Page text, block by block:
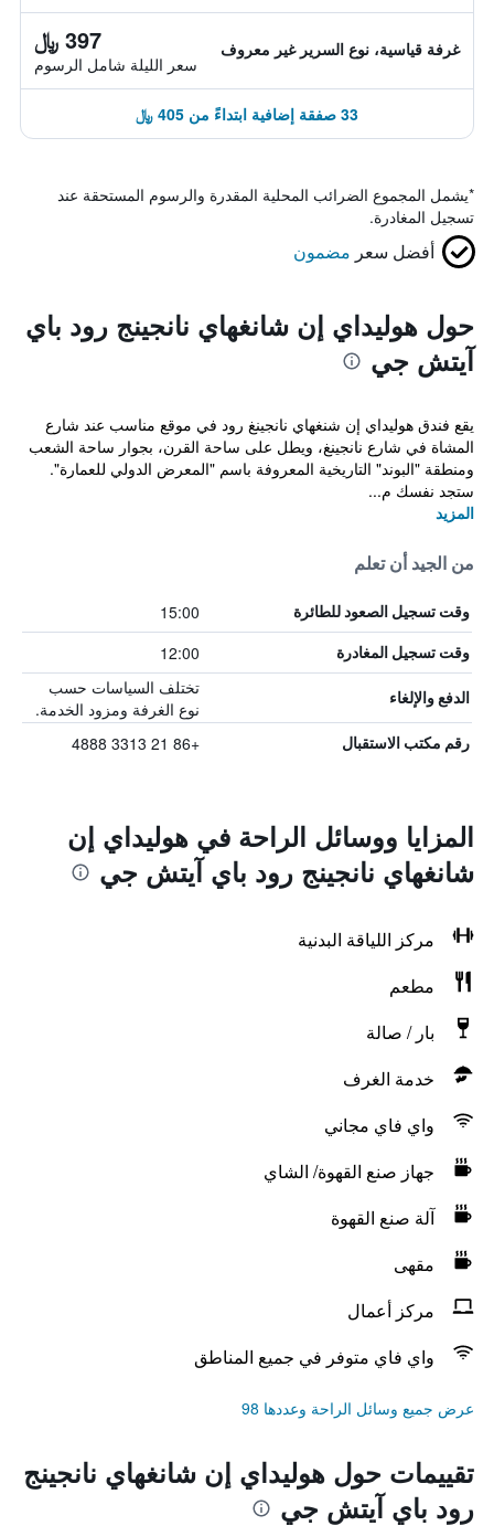
غرفة قياسية، نوع السرير غير معروف 397 ﷼
سعر الليلة شامل الرسوم
33 صفقة إضافية ابتداءً من 405 ﷼
*يشمل المجموع الضرائب المحلية المقدرة والرسوم المستحقة عند
تسجيل المغادرة.
أفضل سعر مضمون
حول هوليداي إن شانغهاي نانجينج رود باي
آيتش جي
يقع فندق هوليداي إن شنغهاي نانجينغ رود في موقع مناسب عند شارع
المشاة في شارع نانجينغ، ويطل على ساحة القرن، بجوار ساحة الشعب
ومنطقة "البوند" التاريخية المعروفة باسم "المعرض الدولي للعمارة".
ستجد نفسك م...
المزيد
من الجيد أن تعلم
وقت تسجيل الصعود للطائرة 15:00
وقت تسجيل المغادرة 12:00
الدفع والإلغاء
تختلف السياسات حسب
نوع الغرفة ومزود الخدمة.
رقم مكتب الاستقبال +86 21 3313 4888
المزايا ووسائل الراحة في هوليداي إن
شانغهاي نانجينج رود باي آيتش جي
مركز اللياقة البدنية
مطعم
بار / صالة
خدمة الغرف
واي فاي مجاني
جهاز صنع القهوة/ الشاي
آلة صنع القهوة
مقهى
مركز أعمال
واي فاي متوفر في جميع المناطق
عرض جميع وسائل الراحة وعددها 98
تقييمات حول هوليداي إن شانغهاي نانجينج
رود باي آيتش جي